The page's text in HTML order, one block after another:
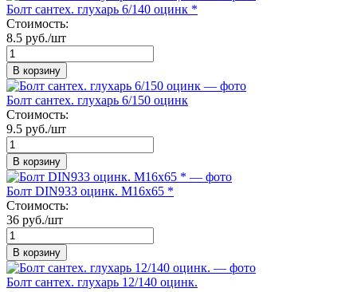
Болт сантех. глухарь 6/140 оцинк *
Стоимость:
8.5 руб./шт
В корзину
Болт сантех. глухарь 6/150 оцинк
Стоимость:
9.5 руб./шт
В корзину
Болт DIN933 оцинк. М16х65 *
Стоимость:
36 руб./шт
В корзину
Болт сантех. глухарь 12/140 оцинк.